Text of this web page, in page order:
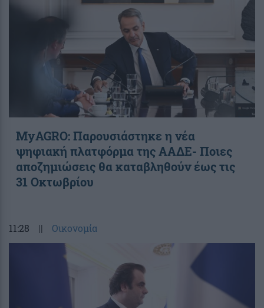
ΜyAGRO: Παρουσιάστηκε η νέα
ψηφιακή πλατφόρμα της ΑΑΔΕ- Ποιες
αποζημιώσεις θα καταβληθούν έως τις
31 Οκτωβρίου
11:28 || Οικονομία